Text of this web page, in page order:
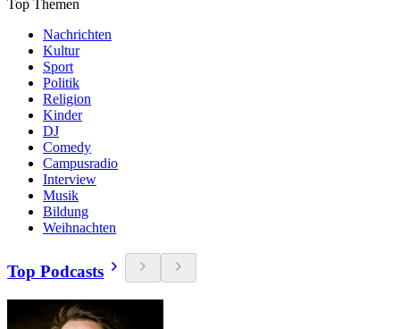
Top Themen
Nachrichten
Kultur
Sport
Politik
Religion
Kinder
DJ
Comedy
Campusradio
Interview
Musik
Bildung
Weihnachten
Top Podcasts